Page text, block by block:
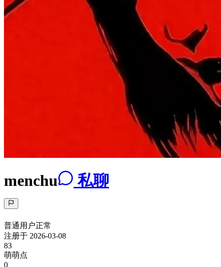
menchu 私聊
普通用户正常
注册于 2026-03-08
83
萌萌点
0